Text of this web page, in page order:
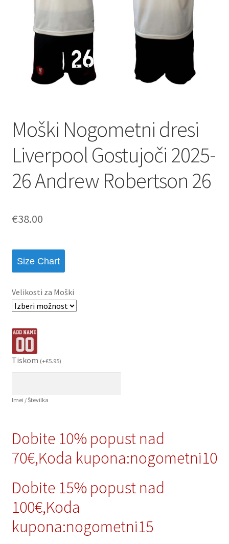
Moški Nogometni dresi
Liverpool Gostujoči 2025-
26 Andrew Robertson 26
€38.00
Size Chart
Velikosti za Moški
Tiskom (+€5.95)
Imei / Številka
Dobite 10% popust nad
70€,Koda kupona:nogometni10
Dobite 15% popust nad
100€,Koda
kupona:nogometni15